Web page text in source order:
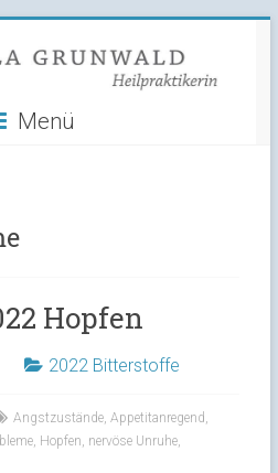
Menü
Hopfen
2022 Bitterstoffe
Angstzustände, Appetitanregend
, Hopfen nervöse Unruhe,